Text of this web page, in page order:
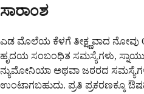
ಸಾರಾಂಶ
ಎಡ ಮೊಲೆಯ ಕೆಳಗೆ ತೀಕ್ಷ್ಣವಾದ ನೋವು
ಹೃದಯ ಸಂಬಂಧಿತ ಸಮಸ್ಯೆಗಳು,
ನ್ಯುಮೋನಿಯಾ ಅಥವಾ ಜಠರದ
ಉಂಟಾಗಬಹುದು. ಪ್ರತಿ ಪ್ರಕರಣಕ್ಕೂ